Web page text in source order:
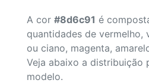
A cor #8d6c91 é
quantidades de vermelho,
ou ciano, magenta,
Veja abaixo a distribuição
modelo.